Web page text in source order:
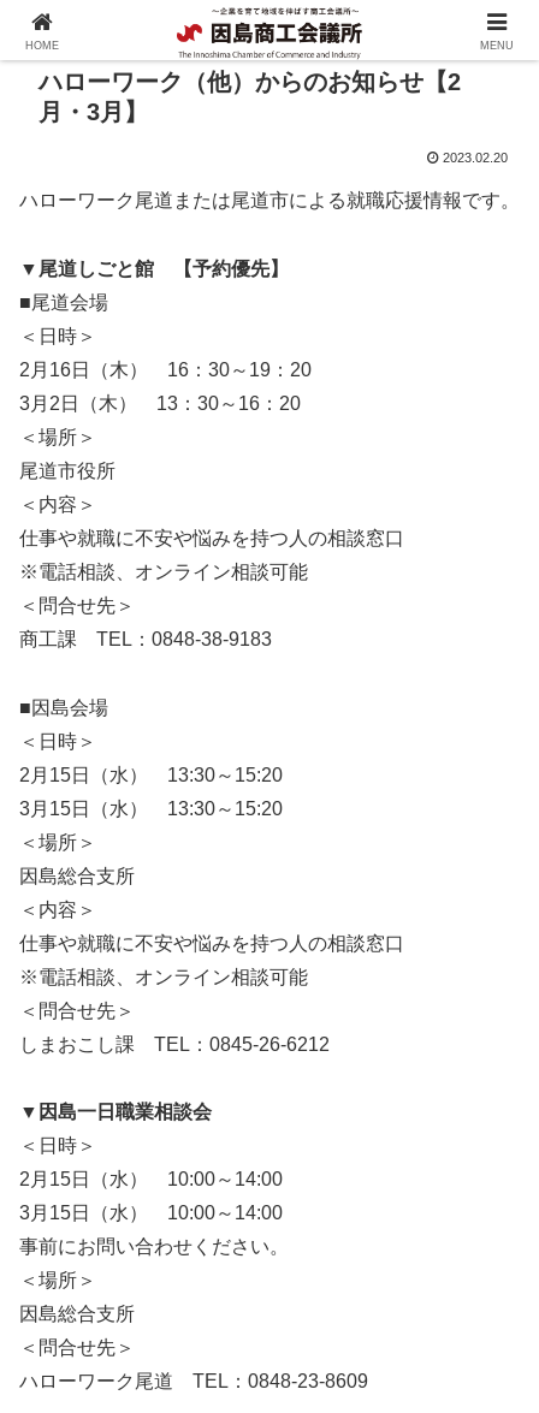
ハローワーク（他）からのお知らせ【2
月・3月】
2023.02.20
ハローワーク尾道または尾道市による就職応援情報です。
▼尾道しごと館 【予約優先】
■尾道会場
＜日時＞
2月16日（木） 16：30～19：20
3月2日（木） 13：30～16：20
＜場所＞
尾道市役所
＜内容＞
仕事や就職に不安や悩みを持つ人の相談窓口
※電話相談、オンライン相談可能
＜問合せ先＞
商工課 TEL：0848-38-9183
■因島会場
＜日時＞
2月15日（水） 13:30～15:20
3月15日（水） 13:30～15:20
＜場所＞
因島総合支所
＜内容＞
仕事や就職に不安や悩みを持つ人の相談窓口
※電話相談、オンライン相談可能
＜問合せ先＞
しまおこし課 TEL：0845-26-6212
▼因島一日職業相談会
＜日時＞
2月15日（水） 10:00～14:00
3月15日（水） 10:00～14:00
事前にお問い合わせください。
＜場所＞
因島総合支所
＜問合せ先＞
ハローワーク尾道 TEL：0848-23-8609
HOME MENU